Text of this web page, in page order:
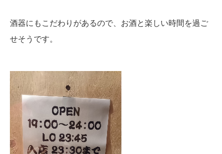
酒器にもこだわりがあるので、お酒と楽しい時間を過ご
せそうです。